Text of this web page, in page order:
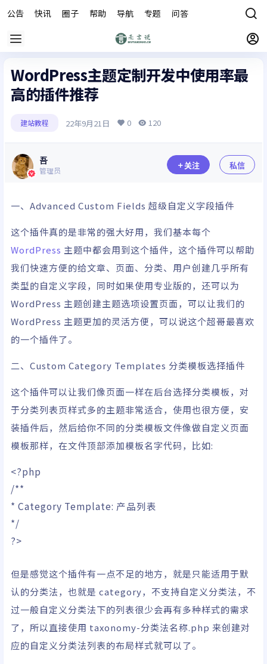
公告 快讯 圈子 帮助 导航 专题 问答
WordPress主题定制开发中使用率最
高的插件推荐
建站教程 22年9月21日 0 120
吾
管理员 关注 私信
一、Advanced Custom Fields 超级自定义字段插件
这个插件真的是非常的强大好用，我们基本每个
WordPress 主题中都会用到这个插件，这个插件可以帮助
我们快速方便的给文章、页面、分类、用户创建几乎所有
类型的自定义字段，同时如果使用专业版的，还可以为
WordPress 主题创建主题选项设置页面，可以让我们的
WordPress 主题更加的灵活方便，可以说这个超哥最喜欢
的一个插件了。
二、Custom Category Templates 分类模板选择插件
这个插件可以让我们像页面一样在后台选择分类模板，对
于分类列表页样式多的主题非常适合，使用也很方便，安
装插件后，然后给你不同的分类模板文件像做自定义页面
模板那样，在文件顶部添加模板名字代码，比如:
<?php
/**
* Category Template: 产品列表
*/
?>
但是感觉这个插件有一点不足的地方，就是只能适用于默
认的分类法，也就是 category，不支持自定义分类法，不
过一般自定义分类法下的列表很少会再有多种样式的需求
了，所以直接使用 taxonomy-分类法名称.php 来创建对
应的自定义分类法列表的布局样式就可以了。